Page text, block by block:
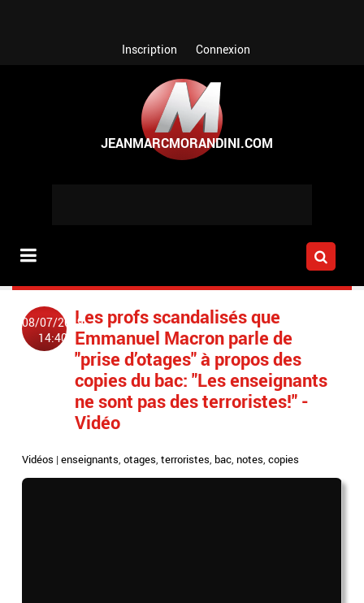
Inscription Connexion
08/07/2019
14:40
Les profs scandalisés que
Emmanuel Macron parle de
"prise d’otages" à propos des
copies du bac: "Les enseignants
ne sont pas des terroristes!" -
Vidéo
Vidéos |enseignants,otages,terroristes,bac,notes,copies